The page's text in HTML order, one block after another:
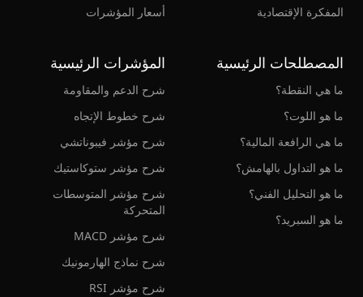
المفكرة الإقتصادية
أسعار المؤشرات
المصطلحات الرئيسية
ما هي النقطة؟
ما هو اللوت؟
ما هي الرافعة المالية؟
ما هو التداول بالهامش؟
ما هو التحليل الفني؟
ما هو السبريد؟
المؤشرات الرئيسية
شرح الدعم والمقاومة
شرح خطوط الإتجاه
شرح مؤشر فيبوناتشي
شرح مؤشر ستوكاستيك
شرح مؤشر المتوسطات
المتحركة
شرح مؤشر MACD
شرح نماذج الهارمونيك
شرح مؤشر RSI